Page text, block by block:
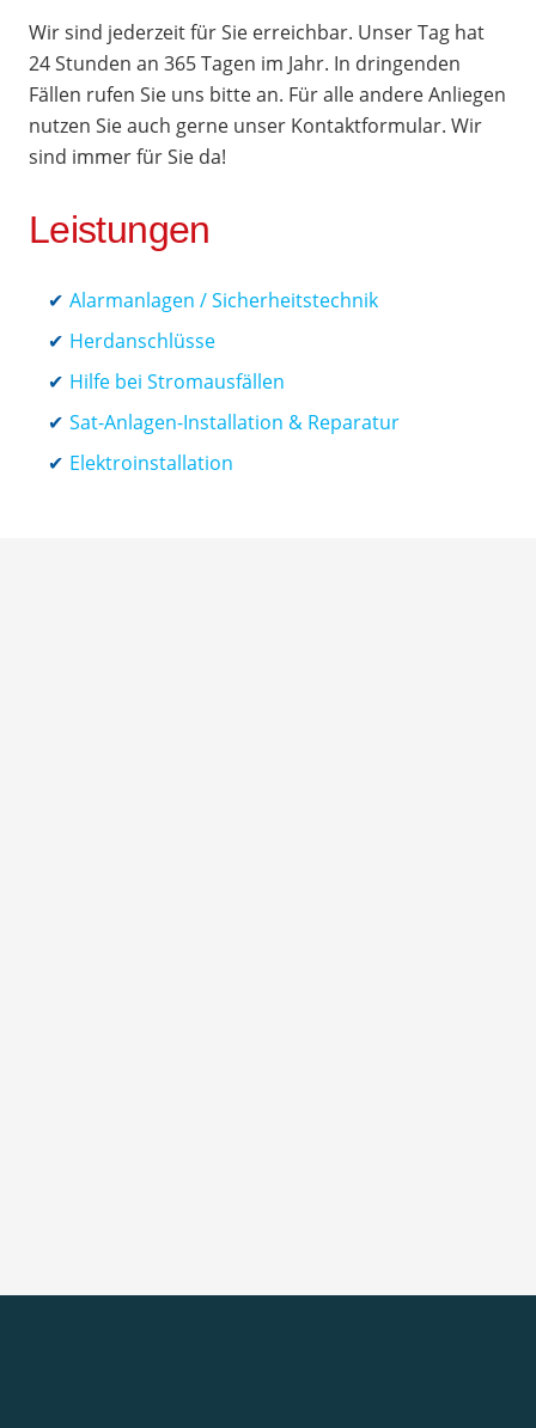
Wir sind jederzeit für Sie erreichbar. Unser Tag hat
24 Stunden an 365 Tagen im Jahr. In dringenden
Fällen rufen Sie uns bitte an. Für alle andere Anliegen
nutzen Sie auch gerne unser Kontaktformular. Wir
sind immer für Sie da!
Leistungen
Alarmanlagen / Sicherheitstechnik
Herdanschlüsse
Hilfe bei Stromausfällen
Sat-Anlagen-Installation & Reparatur
Elektroinstallation